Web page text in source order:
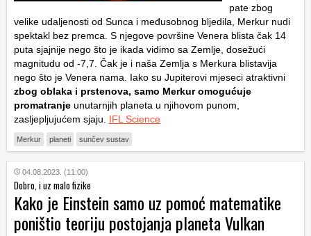
pate zbog
velike udaljenosti od Sunca i međusobnog bljedila, Merkur nudi
spektakl bez premca. S njegove površine Venera blista čak 14
puta sjajnije nego što je ikada vidimo sa Zemlje, dosežući
magnitudu od -7,7. Čak je i naša Zemlja s Merkura blistavija
nego što je Venera nama. Iako su Jupiterovi mjeseci atraktivni
zbog oblaka i prstenova, samo Merkur omogućuje
promatranje unutarnjih planeta u njihovom punom,
zasljepljujućem sjaju. IFL Science
Merkur planeti sunčev sustav
04.08.2023. (11:00)
Dobro, i uz malo fizike
Kako je Einstein samo uz pomoć matematike
poništio teoriju postojanja planeta Vulkan